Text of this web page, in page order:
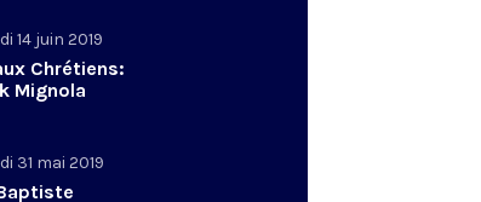
14 juin 2019
Chrétiens:
Mignola
31 mai 2019